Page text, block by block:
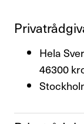
Hela
46300